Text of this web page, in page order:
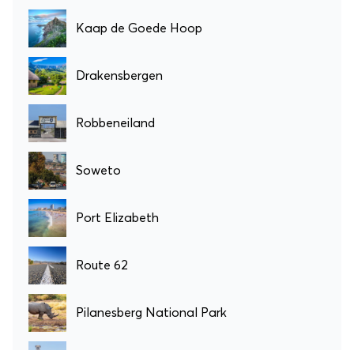
Kaap de Goede Hoop
Drakensbergen
Robbeneiland
Soweto
Port Elizabeth
Route 62
Pilanesberg National Park